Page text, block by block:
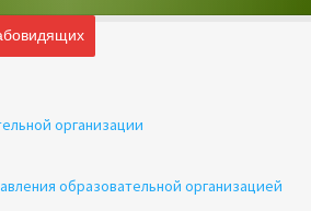
организации
образовательной организацией